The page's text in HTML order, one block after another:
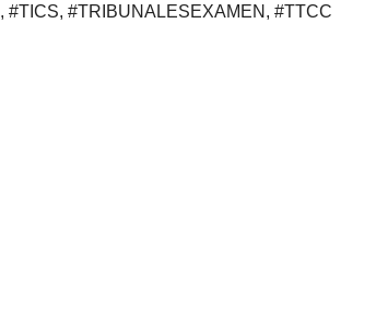
, #TICS, #TRIBUNALESEXAMEN , #TTCC